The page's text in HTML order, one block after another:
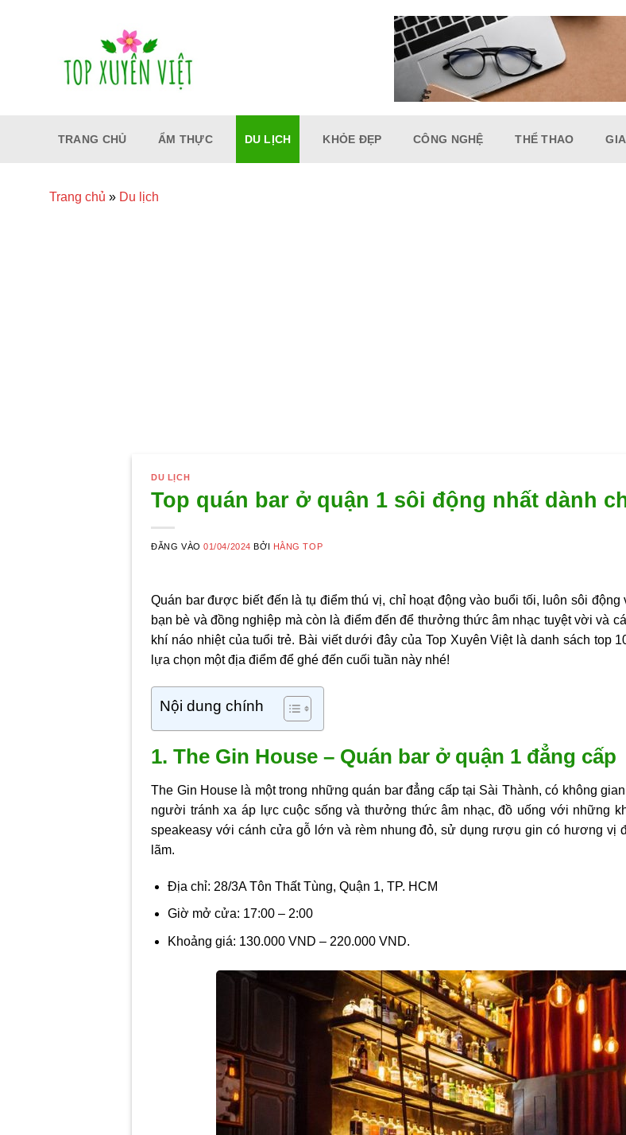
TRANG CHỦ ẨM THỰC DU LỊCH KHỎE ĐẸP CÔNG NGHỆ THỂ THAO
Trang chủ » Du lịch
DU LỊCH
Top quán bar ở quận 1 sôi động nhất dành
ĐĂNG VÀO01/04/2024 BỞI HẰNG TOP
Quán bar được biết đến là tụ điểm thú vị, chỉ hoạt động vào buổi tối, luôn sôi
bạn bè và đồng nghiệp mà còn là điểm đến để thưởng thức âm nhạc tuyệt vời và
khí náo nhiệt của tuổi trẻ. Bài viết dưới đây của Top Xuyên Việt là danh sách top
lựa chọn một địa điểm để ghé đến cuối tuần này nhé!
Nội dung chính
1. The Gin House – Quán bar ở quận 1 đẳng cấp
The Gin House là một trong những quán bar đẳng cấp tại Sài Thành, có không
người tránh xa áp lực cuộc sống và thưởng thức âm nhạc, đồ uống với những
speakeasy với cánh cửa gỗ lớn và rèm nhung đỏ, sử dụng rượu gin có hương vị
lãm.
Địa chỉ: 28/3A Tôn Thất Tùng, Quận 1, TP. HCM
Giờ mở cửa: 17:00 – 2:00
Khoảng giá: 130.000 VND – 220.000 VND.